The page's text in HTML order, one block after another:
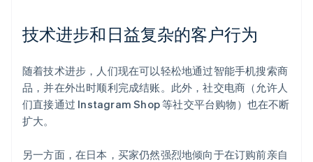
技术进步和日益复杂的客户行为
随着技术进步，人们现在可以轻松地通过智能手机搜索商
品，并在外出时顺利完成结账。此外，社交电商（允许人
们直接通过 Instagram Shop 等社交平台购物）也在不断
扩大。
另一方面，在日本，买家仍然强烈地倾向于在订购前亲自